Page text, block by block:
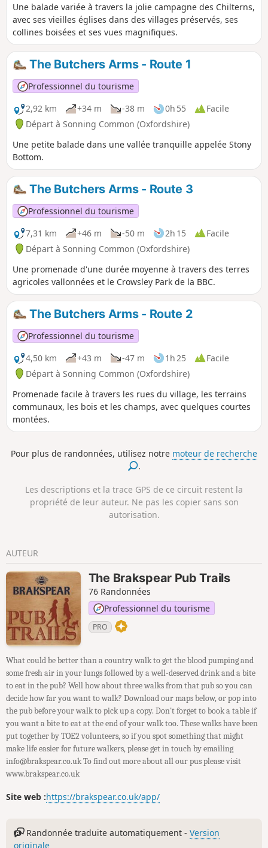
Une balade variée à travers la jolie campagne des Chilterns,
avec ses vieilles églises dans des villages préservés, ses
collines boisées et ses vues magnifiques.
The Butchers Arms - Route 1
Professionnel du tourisme
2,92 km
+34 m -38 m 0h 55
Facile
Départ à Sonning Common (Oxfordshire)
Une petite balade dans une vallée tranquille appelée Stony
Bottom.
The Butchers Arms - Route 3
Professionnel du tourisme
7,31 km
+46 m -50 m 2h 15
Facile
Départ à Sonning Common (Oxfordshire)
Une promenade d'une durée moyenne à travers des terres
agricoles vallonnées et le Crowsley Park de la BBC.
The Butchers Arms - Route 2
Professionnel du tourisme
4,50 km
+43 m -47 m 1h 25
Facile
Départ à Sonning Common (Oxfordshire)
Promenade facile à travers les rues du village, les terrains
communaux, les bois et les champs, avec quelques courtes
montées.
Pour plus de randonnées, utilisez notre moteur de recherche
.
Les descriptions et la trace GPS de ce circuit restent la
propriété de leur auteur. Ne pas les copier sans son
autorisation.
AUTEUR
The Brakspear Pub Trails
76 Randonnées
Professionnel du tourisme
PRO
What could be better than a country walk to get the blood pumping and
some fresh air in your lungs followed by a well-deserved drink and a bite
to eat in the pub? Well how about three walks from that pub so you can
decide how far you want to walk? Download our maps below, or pop into
the pub before your walk to pick up a copy. Don't forget to book a table if
you want a bite to eat at the end of your walk too. These walks have been
put together by TOE2 volunteers, so if you spot something that might
make life easier for future walkers, please get in touch by emailing
info@brakspear.co.uk To find out more about all our pus please visit
www.brakspear.co.uk
Site web :https://brakspear.co.uk/app/
Randonnée traduite automatiquement -Version
originale